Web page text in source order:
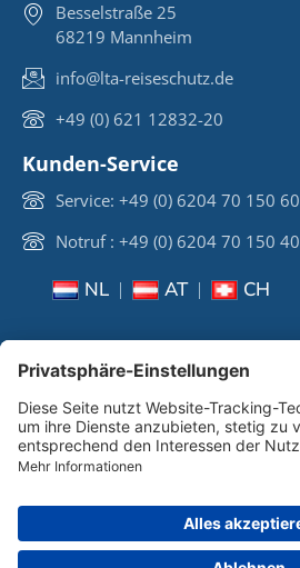
Besselstraße 25
68219 Mannheim
info@lta-reiseschutz.de
+49 (0) 621 12832-20
Kunden-Service
Service: +49 (0) 6204 70 150 60
Notruf : +49 (0) 6204 70 150 40
NL AT CH
COPYRIGHT © 2026 LIFECARD-